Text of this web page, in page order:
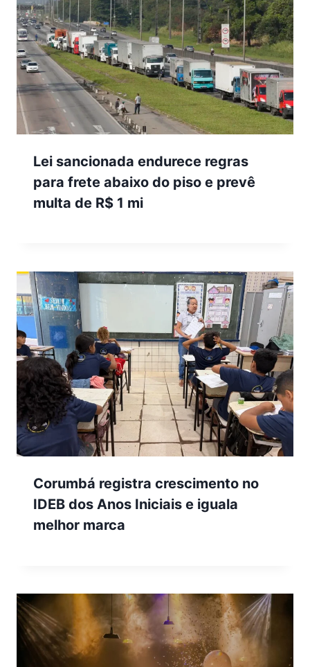
Lei sancionada endurece regras
para frete abaixo do piso e prevê
multa de R$ 1 mi
Corumbá registra crescimento no
IDEB dos Anos Iniciais e iguala
melhor marca